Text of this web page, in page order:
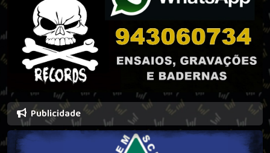
Publicidade